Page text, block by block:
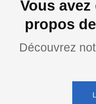
Vous
propos
Découvrez